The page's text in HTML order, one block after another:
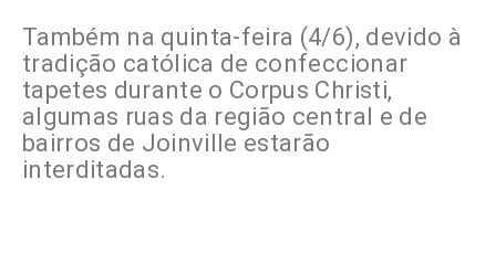
Também na quinta-feira (4/6), devido à
tradição católica de confeccionar
tapetes durante o Corpus Christi,
algumas ruas da região central e de
bairros de Joinville estarão
interditadas.